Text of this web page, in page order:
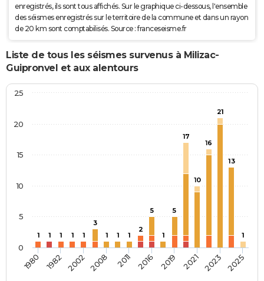
enregistrés, ils sont tous affichés. Sur le graphique ci-dessous, l'ensemble
des séismes enregistrés sur le territoire de la commune et dans un rayon
de 20 km sont comptabilisés. Source : franceseisme.fr
Liste de tous les séismes survenus à Milizac-
Guipronvel et aux alentours
1 1 1 1 1
3
1
1 1
2
5
1
5
17
10
16
21
13
1
1980 1982 2002 2008 2011 2016 2019 2021 2023 2025
0
5
10
15
20
25